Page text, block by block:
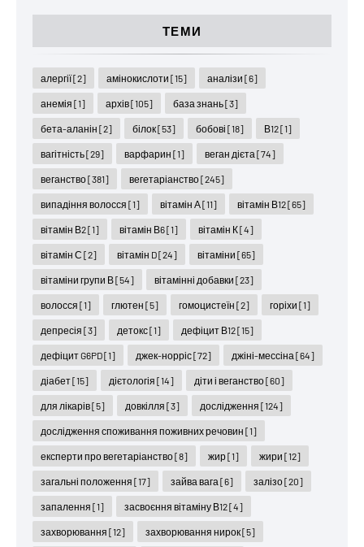
ТЕМИ
алергії[2] амінокислоти [15] аналізи [6]
анемія [1] архів[105] база знань[3]
бета-аланін [2] білок[53] бобові [18] В12[1]
вагітність[29] варфарин [1] веган дієта [74]
веганство[381] вегетаріанство[245]
випадіння волосся [1] вітамін А[11] вітамін В12[65]
вітамін В2[1] вітамін В6[1] вітамін К[4]
вітамін С [2] вітамін D[24] вітаміни [65]
вітаміни групи В[54] вітамінні добавки [23]
волосся [1] глютен [5] гомоцистеїн [2] горіхи [1]
депресія [3] детокс[1] дефіцит В12[15]
дефіцит G6PD[1] джек-норріс[72] джіні-мессіна [64]
діабет[15] дієтологія [14] діти і веганство[60]
для лікарів[5] довкілля [3] дослідження [124]
дослідження споживання поживних речовин [1]
експерти про вегетаріанство[8] жир[1] жири [12]
загальні положення [17] зайва вага [6] залізо[20]
запалення [1] засвоєння вітаміну В12[4]
захворювання [12] захворювання нирок[5]